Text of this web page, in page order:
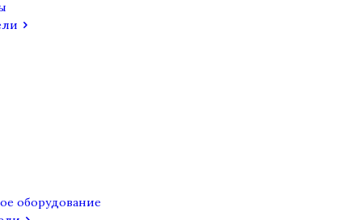
оборудование